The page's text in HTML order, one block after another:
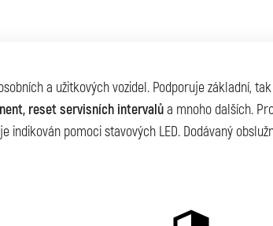
a užitkových vozidel. Podporuje základní,
reset servisních intervalůa mnoho dalších.
indikován pomoci stavových LED. Dodávaný